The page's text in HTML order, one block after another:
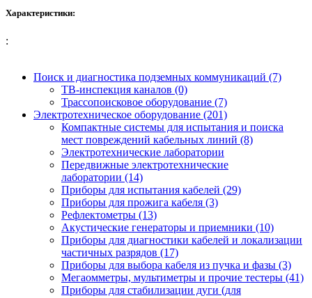
Характеристики:
:
Поиск и диагностика подземных коммуникаций (7)
ТВ-инспекция каналов (0)
Трассопоисковое оборудование (7)
Электротехническое оборудование (201)
Компактные системы для испытания и поиска
мест повреждений кабельных линий (8)
Электротехнические лаборатории
Передвижные электротехнические
лаборатории (14)
Приборы для испытания кабелей (29)
Приборы для прожига кабеля (3)
Рефлектометры (13)
Акустические генераторы и приемники (10)
Приборы для диагностики кабелей и локализации
частичных разрядов (17)
Приборы для выбора кабеля из пучка и фазы (3)
Мегаомметры, мультиметры и прочие тестеры (41)
Приборы для стабилизации дуги (для